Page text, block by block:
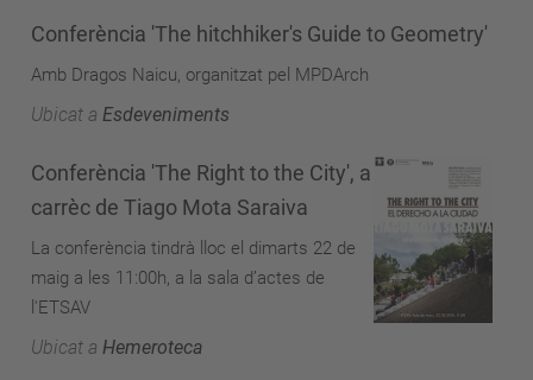
Conferència 'The hitchhiker's Guide to Geometry'
Amb Dragos Naicu, organitzat pel MPDArch
Ubicat a Esdeveniments
Conferència 'The Right to the City', a
carrèc de Tiago Mota Saraiva
La conferència tindrà lloc el dimarts 22 de
maig a les 11:00h, a la sala d’actes de
l'ETSAV
Ubicat a Hemeroteca